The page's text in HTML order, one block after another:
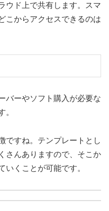
ウド上で共有します。スマ
こからアクセスできるのは
バーやソフト購入が必要な
。
ですね。テンプレートとし
さんありますので、そこか
いくことが可能です。